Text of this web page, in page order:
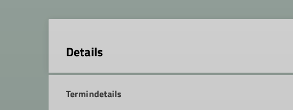
Details
Termindetails